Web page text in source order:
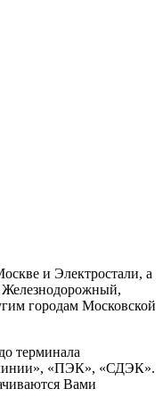
и Электростали, а
Железнодорожный,
городам Московской
терминала
«ПЭК», «СДЭК».
Вами